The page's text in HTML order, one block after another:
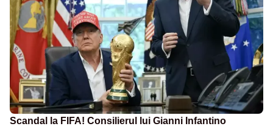
Scandal la FIFA! Consilierul lui Gianni Infantino